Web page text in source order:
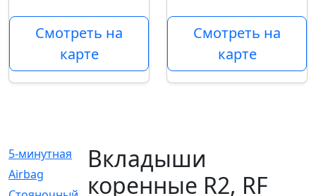
Смотреть на
карте
Смотреть на
карте
5-минутная
[1]
Airbag
[18]
Вкладыши
коренные R2, RF